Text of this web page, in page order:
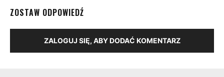
ZOSTAW ODPOWIEDŹ
ZALOGUJ SIĘ, ABY DODAĆ KOMENTARZ